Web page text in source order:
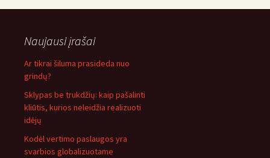
Naujausi įrašai
Ar tikrai šiluma prasideda nuo
grindų?
Sklypas be trukdžių: kaip pašalinti
kliūtis, kurios neleidžia realizuoti
idėjų
Kodėl vertimo paslaugos yra
svarbios globalizuotame